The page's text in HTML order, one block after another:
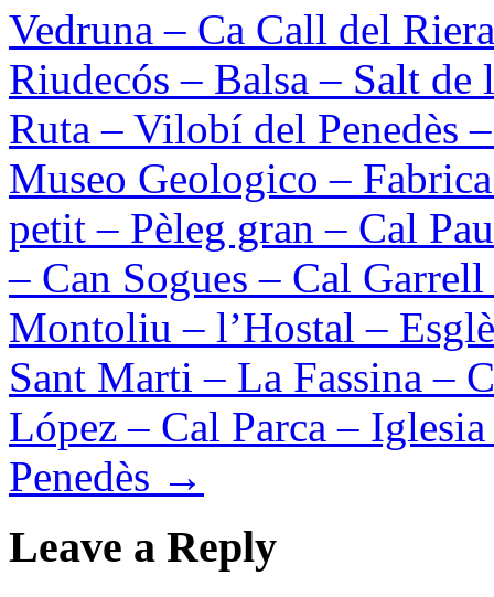
Vedruna – Ca Call del
Riudecós – Balsa – Salt de
Ruta – Vilobí del Penedès
Museo Geologico –
petit – Pèleg gran – Cal
– Can Sogues – Cal
Montoliu – l’Hostal –
Sant Marti – La Fassina –
López – Cal Parca –
Penedès →
Leave a Reply